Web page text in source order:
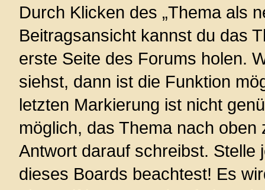
Durch Klicken des „Thema als
Beitragsansicht kannst du das
erste Seite des Forums holen.
siehst, dann ist die Funktion
letzten Markierung ist nicht
möglich, das Thema nach
Antwort darauf schreibst. Stelle
dieses Boards beachtest! Es